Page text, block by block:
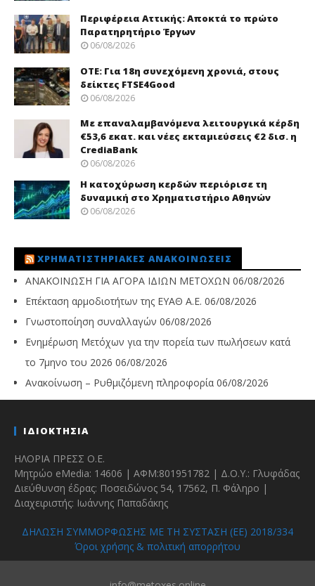
Περιφέρεια Αττικής: Αποκτά το πρώτο
Παρατηρητήριο Έργων
06/08/2026
ΟΤΕ: Για 18η συνεχόμενη χρονιά, στους
δείκτες FTSE4Good
06/08/2026
Με επαναλαμβανόμενα λειτουργικά κέρδη
€53,6 εκατ. και νέες εκταμιεύσεις €2 δισ. η
CrediaBank
06/08/2026
Η κατοχύρωση κερδών περιόρισε τη
δυναμική στο Χρηματιστήριο Αθηνών
06/08/2026
ΧΡΗΜΑΤΙΣΤΗΡΙΑΚΈΣ ΑΝΑΚΟΙΝΏΣΕΙΣ
ΑΝΑΚΟΙΝΩΣΗ ΓΙΑ ΑΓΟΡΑ ΙΔΙΩΝ ΜΕΤΟΧΩΝ 06/08/2026
Επέκταση αρμοδιοτήτων της ΕΥΑΘ Α.Ε. 06/08/2026
Γνωστοποίηση συναλλαγών 06/08/2026
Ενημέρωση Μετόχων για την πορεία των πωλήσεων κατά
το 7μηνο του 2026 06/08/2026
Ανακοίνωση – Ρυθμιζόμενη πληροφορία 06/08/2026
ΙΔΙΟΚΤΗΣΙΑ
ΗΛΟΡΙΑ ΠΡΕΣΣ Ο.Ε.
Μητρώο eMedia: 14606 | ΑΦΜ:801951782 | Δ.Ο.Υ.: Γλυφάδας
Διεύθυνση έδρας: Ποσειδώνος 54, 17562, Π. Φάληρο |
Διαχειριστής: Ιωάννης Παπαδάκης
ΔΗΛΩΣΗ ΣΥΜΜΟΡΦΩΣΗΣ ΜΕ ΤΗ ΣΥΣΤΑΣΗ (ΕΕ) 2018/334
Όροι χρήσης & πολιτική απορρήτου